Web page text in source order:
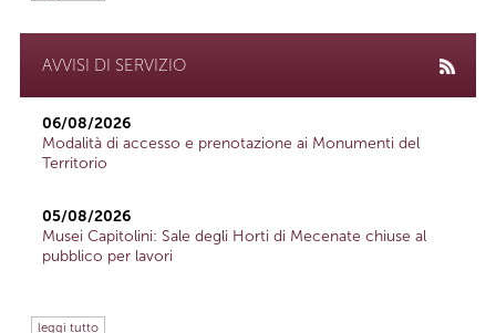
AVVISI DI SERVIZIO
06/08/2026
Modalità di accesso e prenotazione ai Monumenti del
Territorio
05/08/2026
Musei Capitolini: Sale degli Horti di Mecenate chiuse al
pubblico per lavori
leggi tutto